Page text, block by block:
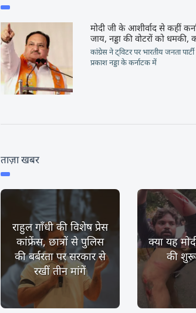
मोदी जी के आशीर्वाद से कहीं
जाय, नड्डा की वोटरों को धमकी,
कांग्रेस ने ट्विटर पर भारतीय जनता
प्रकाश नड्डा के कर्नाटक में
ताज़ा खबर
राहुल गाँधी की विशेष प्रेस
कांफ्रेंस, छात्रों से पुलिस
की बर्बरता पर सरकार से
रखीं तीन मांगें
क्या यह
की